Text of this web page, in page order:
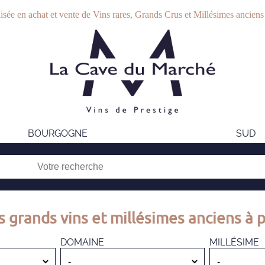
en achat et vente de Vins rares, Grands Crus et Millésimes
BOURGOGNE SUD
grands vins et millésimes anciens à
DOMAINE MILLÉSIME